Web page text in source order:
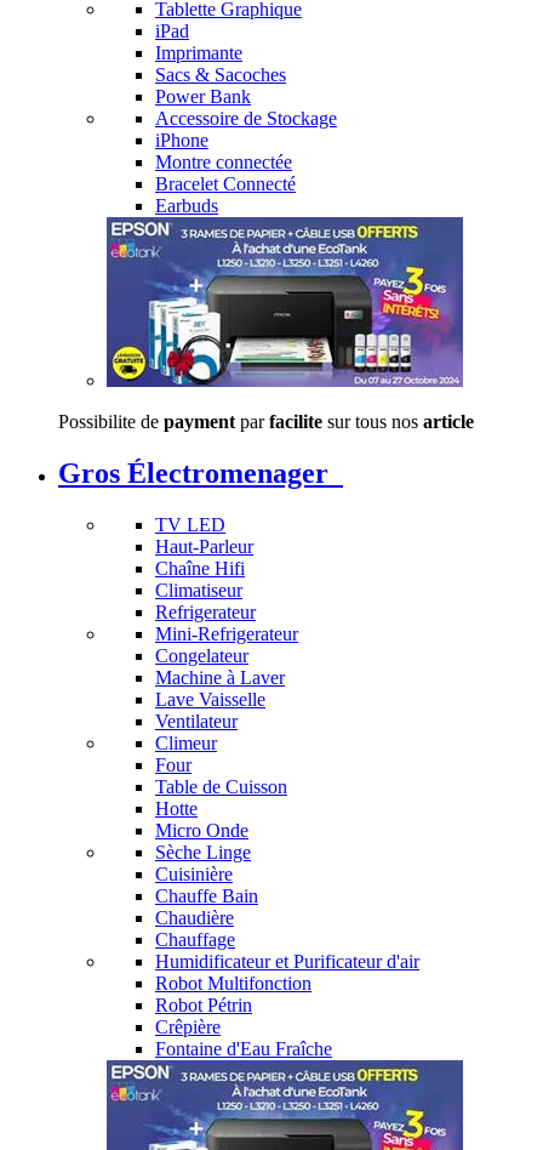
Tablette Graphique
iPad
Imprimante
Sacs & Sacoches
Power Bank
Accessoire de Stockage
iPhone
Montre connectée
Bracelet Connecté
Earbuds
Possibilite de payment parfacilite sur tous nos article
Gros Électromenager
TV LED
Haut-Parleur
Chaîne Hifi
Climatiseur
Refrigerateur
Mini-Refrigerateur
Congelateur
Machine à Laver
Lave Vaisselle
Ventilateur
Climeur
Four
Table de Cuisson
Hotte
Micro Onde
Sèche Linge
Cuisinière
Chauffe Bain
Chaudière
Chauffage
Humidificateur et Purificateur d'air
Robot Multifonction
Robot Pétrin
Crêpière
Fontaine d'Eau Fraîche